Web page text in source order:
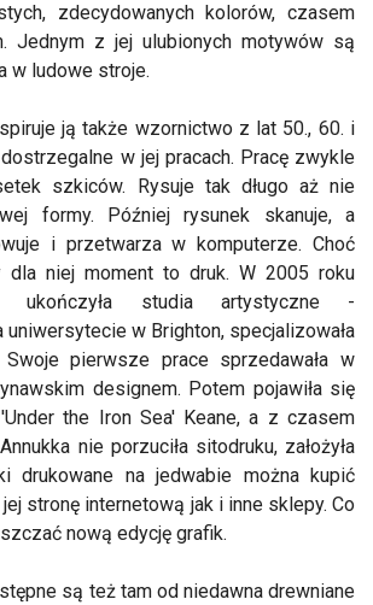
zdecydowanych kolorów, czasem
Jednym z jej ulubionych motywów są
w ludowe stroje.
ją także wzornictwo z lat 50., 60. i
w jej pracach. Pracę zwykle
szkiców. Rysuje tak długo aż nie
formy. Później rysunek skanuje, a
i przetwarza w komputerze. Choć
dla niej moment to druk. W 2005 roku
ukończyła studia artystyczne -
w Brighton, specjalizowała
pierwsze prace sprzedawała w
designem. Potem pojawiła się
'Under the Iron Sea' Keane, a z czasem
nie porzuciła sitodruku, założyła
drukowane na jedwabie można kupić
stronę internetową jak i inne sklepy. Co
nową edycję grafik.
są też tam od niedawna drewniane